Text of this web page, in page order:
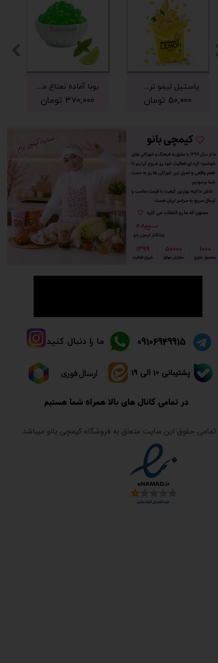
بوبا آماده نعناع موهیتو ۲۵۰
۳۷۰,۰۰۰ تومان
پاستیل لیمو ترش نمکی
۵۰,۰۰۰ تومان
تمامی حقوق این سایت متعلق به فروشگاه کیمچی بانو میباشد.
ما را دنبال کنید ​09106949915
ارسال فوری پشتیبانی 10 الی 19
در تمامی کانال های بالا همراه شما هستیم